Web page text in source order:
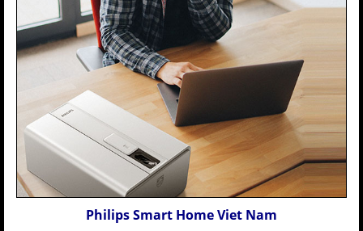
Philips Smart Home Viet Nam